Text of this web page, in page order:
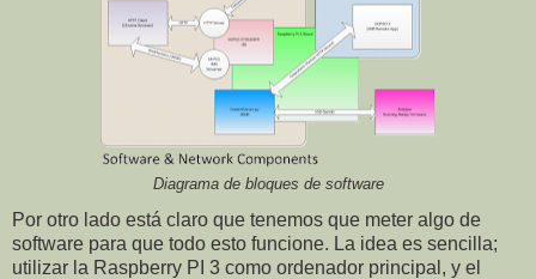
Diagrama de bloques de software
Por otro lado está claro que tenemos que meter algo de
software para que todo esto funcione. La idea es sencilla;
utilizar la Raspberry PI 3 como ordenador principal, y el